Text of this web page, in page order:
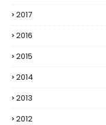
2017
2016
2015
2014
2013
2012